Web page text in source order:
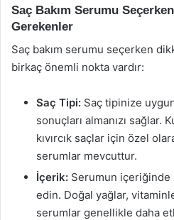
Saç Bakım Serumu
Gerekenler
Saç bakım serumu seçerken
birkaç önemli nokta vardır:
Saç Tipi: Saç tipinize
sonuçları almanızı sağlar.
kıvırcık saçlar için özel
serumlar mevcuttur.
İçerik: Serumun
edin. Doğal yağlar,
serumlar genellikle daha